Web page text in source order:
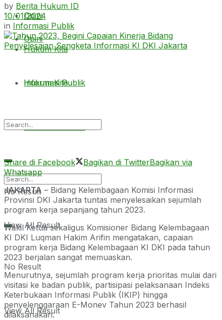
Opini
Hukum Kita
Informasi Publik
No Result
View All Result
Opini
Hukum Kita
Informasi Publik
No Result
View All Result
by Berita Hukum ID
10/01/2024
in Informasi Publik
Share di Facebook Bagikan di TwitterBagikan via
Whatsapp
JAKARTA – Bidang Kelembagaan Komisi Informasi
Provinsi DKI Jakarta tuntas menyelesaikan sejumlah
program kerja sepanjang tahun 2023.
Wakil Ketua sekaligus Komisioner Bidang Kelembagaan
KI DKI Luqman Hakim Arifin mengatakan, capaian
program kerja Bidang Kelembagaan KI DKI pada tahun
2023 berjalan sangat memuaskan.
Menurutnya, sejumlah program kerja prioritas mulai dari
visitasi ke badan publik, partisipasi pelaksanaan Indeks
Keterbukaan Informasi Publik (IKIP) hingga
penyelenggaraan E-Monev Tahun 2023 berhasil
dilaksanakan.